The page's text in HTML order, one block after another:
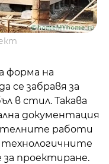
форма на
се забравя за
в стил. Такава
документация
работи
технологичните
проектиране.